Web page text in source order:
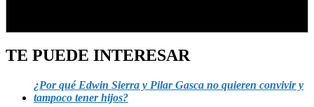
TE PUEDE INTERESAR
¿Por qué Edwin Sierra y Pilar Gasca no quieren convivir y
tampoco tener hijos?